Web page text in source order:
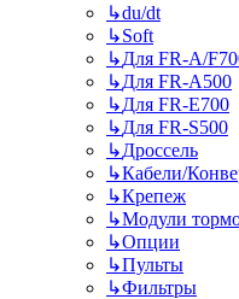
↳du/dt
↳Soft
↳Для FR-A/
↳Для FR-A500
↳Для FR-E700
↳Для FR-S500
↳Дроссель
↳Кабели/
↳Крепеж
↳Модули
↳Опции
↳Пульты
↳Фильтры